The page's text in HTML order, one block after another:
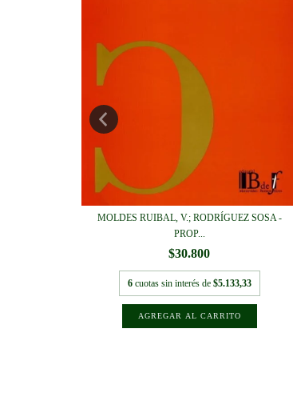
MOLDES RUIBAL, V.; RODRÍGUEZ SOSA -
PROP...
$30.800
6 cuotas sin interés de $5.133,33